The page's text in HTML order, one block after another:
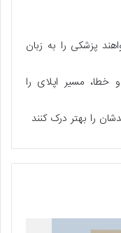
پزشکی را به زبان
خطا، مسیر اپلای را
را بهتر درک کنند